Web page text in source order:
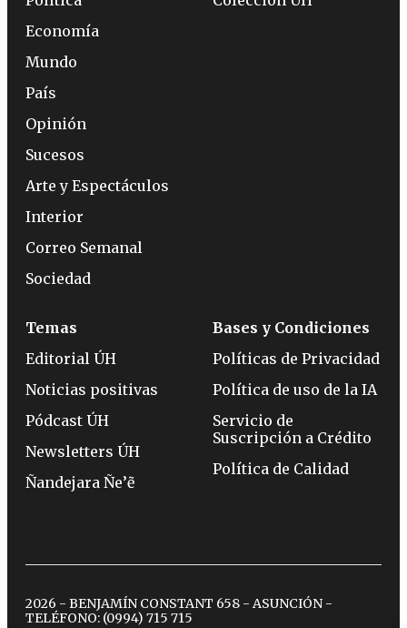
Economía
Mundo
País
Opinión
Sucesos
Arte y Espectáculos
Interior
Correo Semanal
Sociedad
Temas
Editorial ÚH
Noticias positivas
Pódcast ÚH
Newsletters ÚH
Ñandejara Ñe’ẽ
Bases y Condiciones
Políticas de Privacidad
Política de uso de la IA
Servicio de
Suscripción a Crédito
Política de Calidad
2026 - BENJAMÍN CONSTANT 658 - ASUNCIÓN -
TELÉFONO: (0994) 715 715